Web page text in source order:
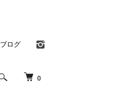
0
ブログ